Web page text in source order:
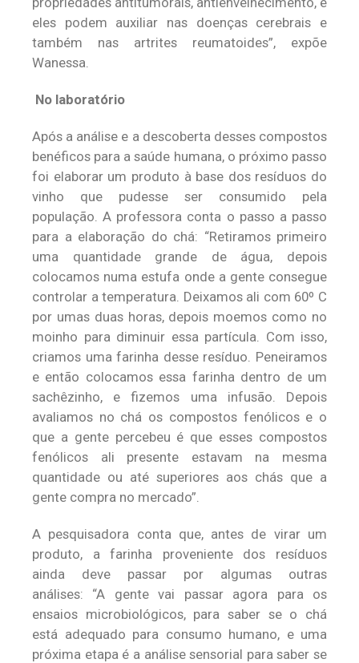
eles podem auxiliar nas doenças cerebrais e
também nas artrites reumatoides”, expõe
Wanessa.
No laboratório
Após a análise e a descoberta desses compostos
benéficos para a saúde humana, o próximo passo
foi elaborar um produto à base dos resíduos do
vinho que pudesse ser consumido pela
população. A professora conta o passo a passo
para a elaboração do chá: “Retiramos primeiro
uma quantidade grande de água, depois
colocamos numa estufa onde a gente consegue
controlar a temperatura. Deixamos ali com 60º C
por umas duas horas, depois moemos como no
moinho para diminuir essa partícula. Com isso,
criamos uma farinha desse resíduo. Peneiramos
e então colocamos essa farinha dentro de um
sachêzinho, e fizemos uma infusão. Depois
avaliamos no chá os compostos fenólicos e o
que a gente percebeu é que esses compostos
fenólicos ali presente estavam na mesma
quantidade ou até superiores aos chás que a
gente compra no mercado”.
A pesquisadora conta que, antes de virar um
produto, a farinha proveniente dos resíduos
ainda deve passar por algumas outras
análises: “A gente vai passar agora para os
ensaios microbiológicos, para saber se o chá
está adequado para consumo humano, e uma
próxima etapa é a análise sensorial para saber se